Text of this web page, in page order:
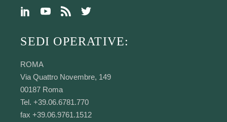
SEDI OPERATIVE:
ROMA
Via Quattro Novembre, 149
00187 Roma
Tel. +39.06.6781.770
fax +39.06.9761.1512